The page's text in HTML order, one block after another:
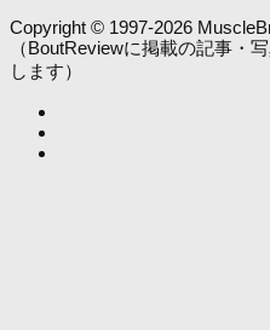
Copyright © 1997-2026
（BoutReviewに掲載の記事・
します）